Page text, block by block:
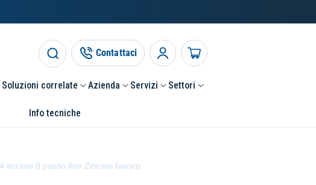
Soluzioni correlate Azienda Servizi Settori
Info tecniche
Contattaci Accedi Carrello
acciaio 8 passo fine Zincato bianco